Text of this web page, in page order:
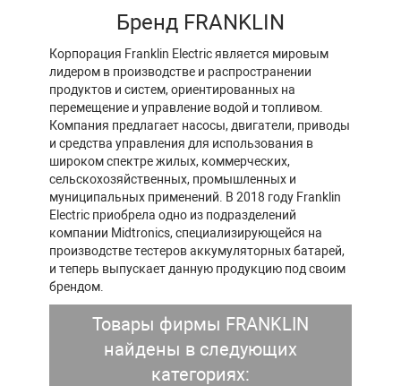
Бренд FRANKLIN
Корпорация Franklin Electric является мировым
лидером в производстве и распространении
продуктов и систем, ориентированных на
перемещение и управление водой и топливом.
Компания предлагает насосы, двигатели, приводы
и средства управления для использования в
широком спектре жилых, коммерческих,
сельскохозяйственных, промышленных и
муниципальных применений. В 2018 году Franklin
Electric приобрела одно из подразделений
компании Midtronics, специализирующейся на
производстве тестеров аккумуляторных батарей,
и теперь выпускает данную продукцию под своим
брендом.
Товары фирмы FRANKLIN
найдены в следующих
категориях: